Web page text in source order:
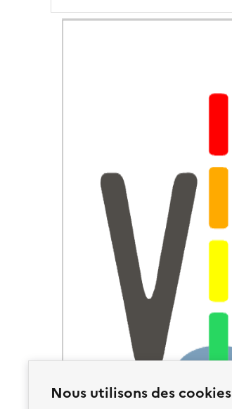
Nous utilisons des cookies